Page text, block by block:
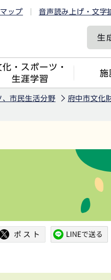
ップ 音声読み上げ・文字
生
化・スポーツ・
生涯学習
施
、市民生活分野
府中市文化